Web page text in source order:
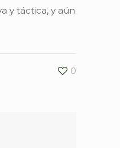
y táctica, y aún
0